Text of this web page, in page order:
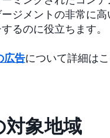
ジメントの非常に
るのに役立ちます。
広告について詳細は
対象地域